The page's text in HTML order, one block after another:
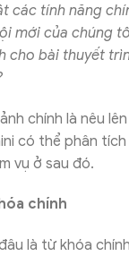
các tính năng
mới của chúng
cho bài thuyết
chính là nêu
có thể phân
vụ ở sau đó.
chính
là từ khóa